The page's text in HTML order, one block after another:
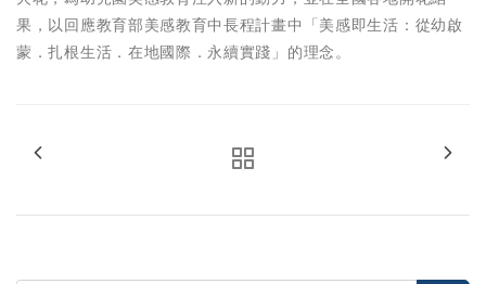
果，以回應教育部美感教育中長程計畫中「美感即生活：從幼啟
蒙．扎根生活．在地國際．永續實踐」的理念。